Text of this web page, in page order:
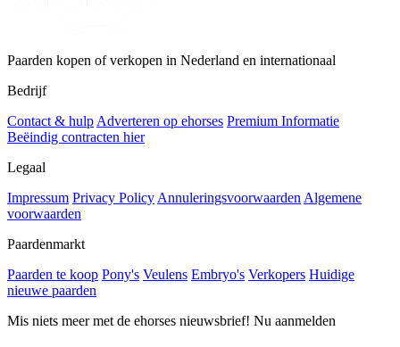
Paarden kopen of verkopen in Nederland en internationaal
Bedrijf
Contact & hulp Adverteren op ehorses Premium Informatie
Beëindig contracten hier
Legaal
Impressum Privacy Policy Annuleringsvoorwaarden Algemene
voorwaarden
Paardenmarkt
Paarden te koop Pony's Veulens Embryo's Verkopers Huidige
nieuwe paarden
Mis niets meer met de ehorses nieuwsbrief! Nu aanmelden